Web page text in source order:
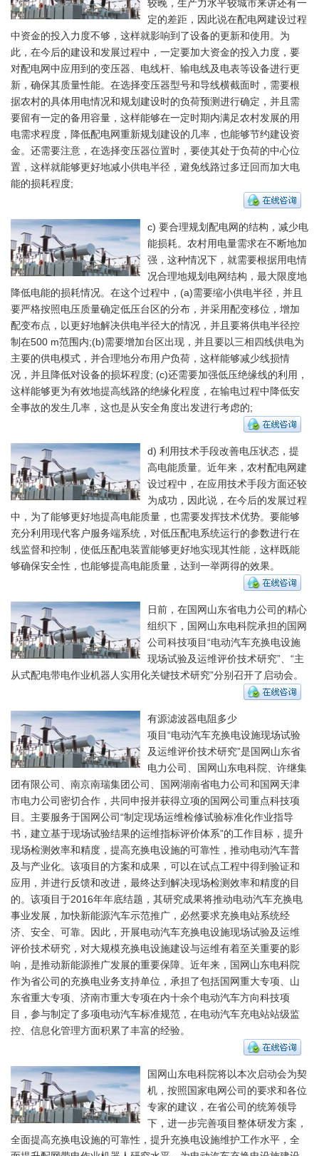
较晚，生产力水平较城市来讲还有一
定的差距，因此说在配电网建设过程
中资金的投入力度不够，这样就影响到了设备的更新和使用。为
此，在今后的建设和发展过程中，一定要加大资金的投入力度，要
对配电网中应用到的变压器、电线杆、输电线及电表等设备进行更
新，确保其质量性能。在选择变压器型号和导线横截面时，需要根
据农村的具体用电情况和规划建设时的负荷预测进行确定，并且需
要留有一定的备用容量，这样能够在一定时期内满足农村发展的用
电需求程度，降低配电网重新规划建设的几率，也能够节约建设资
金。还需要注意，在选择变压器位置时，要使其处于负荷的中心位
置，这样就能够更好地减小供电半径，避免线路过多迂回而加大电
能的损耗程度;
c) 要合理规划配电网的结构，减少电
能损耗。农村用电量需求在不断地加
强，这种情况下，就需要根据用电情
况合理地规划电网结构，最大限度地
降低电能的损耗情况。在这个过程中，(a)需要缩小供电半径，并且
要严格按照电压质量确定低压台区的分布，并采用配变移位，增加
配变布点，以更好地解决供电半径大的情况，并且要将供电半径控
制在500 m范围内;(b)需要增加台区出现，并且要以三相四线供电为
主要的供电模式，并合理地分布用户负荷，这样能够减少线损情
况，并且降低对设备的损坏程度; (c)还需要加强低压绝缘线的利用，
这样能够更为有效地提高线路的绝缘化程度，在输电过程中降低安
全事故的发生几率，这也是从安全角度出发进行考虑的;
d) 利用技术手段改善电压状态，提
高电能质量。近年来，农村配电网建
设过程中，在应用技术手段方面还较
为成功，因此说，在今后的发展过程
中，为了能够更好地提高电能质量，也需要发挥技术优势。要能够
充分利用现代客户服务端系统，对低压配电系统运行的参数进行在
线监督和控制，使低压配电装置能够更好地实现其性能，这样既能
够确保安全性，也能够提高电能质量，达到一举两得的效果。
日前，在国网山东省电力公司的精心
组织下，国网山东电科院承担的国网
公司科技项目“电动汽车充换电设施
现场试验及运维评价技术研究”、“主
从式配电带电作业机器人实用化关键技术研究”分别召开了启动会。
有源滤波器电阻多少
项目“电动汽车充换电设施现场试验
及运维评价技术研究”是国网山东省
电力公司、国网山东电科院、许继集
团有限公司、南京南瑞集团公司、国网湖南省电力公司和国网天津
市电力公司密切合作，共同申报并获得立项的国网公司重点科技项
目。主要服务于国网公司“制定现场运维检修试验标准化作业指导
书，建立基于现场试验结果的运维指标评价体系”的工作目标，提升
现场检测效率和精度，提高充换电设施的可靠性，推动电动汽车普
及与产业化。该项目的方案和成果，可以在试点工程中得到验证和
应用，并进行反馈和改进，最终达到解决现场检测效率和精度的目
的。该项目于2016年年底结题，其研究成果将推动电动汽车充换电
事业发展，加快新能源汽车示范推广，必然要求充换电站系统经
济、安全、可靠。因此，开展电动汽车充换电设施现场试验及运维
评价技术研究，对大规模充换电设施建设与运维有着至关重要的影
响，是推动新能源推广发展的重要保障。近年来，国网山东电科院
作为省公司的充换电业务支持单位，承担了包括国网重大专项、山
东省重大专项、济南市重大专项在内十余个电动汽车方向科技项
目，参与制定了多项电动汽车标准规范，在电动汽车充电站站级监
控、信息化管理方面积累了丰富的经验。
国网山东电科院将以本次启动会为契
机，按照国家电网公司的要求和各位
专家的建议，在省公司的统筹领导
下，进一步完善项目整体研发方案，
全面提高充换电设施的可靠性，提升充换电设施维护工作水平，全